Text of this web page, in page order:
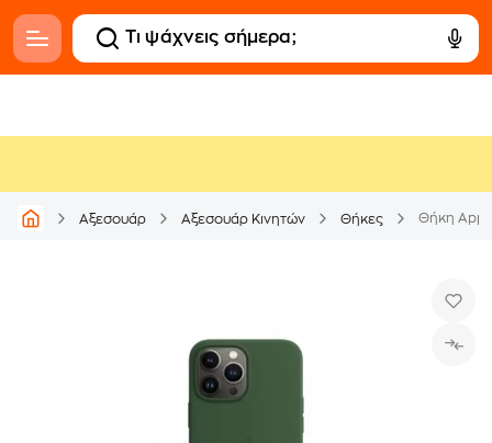
Αξεσουάρ Αξεσουάρ Κινητών Θήκες Θήκη